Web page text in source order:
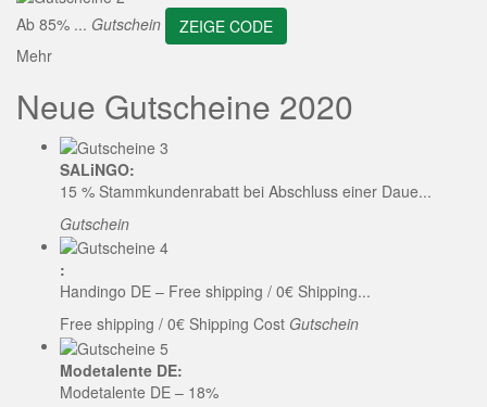
Ab 85% ... Gutschein
ZEIGE CODE
Mehr
Neue Gutscheine 2020
SALiNGO:
15 % Stammkundenrabatt bei Abschluss einer Daue...
Gutschein
:
Handingo DE – Free shipping / 0€ Shipping...
Free shipping / 0€ Shipping Cost Gutschein
Modetalente DE:
Modetalente DE – 18%